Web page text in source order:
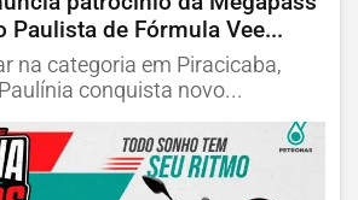
Paulista de Fórmula Vee...
na categoria em Piracicaba,
conquista novo...